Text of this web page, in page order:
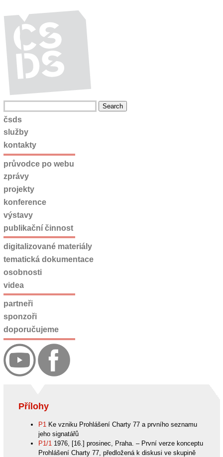
Přílohy
P1 Ke vzniku Prohlášení Charty 77 a prvního seznamu
jeho signatářů
P1/1 1976, [16.] prosinec, Praha. – První verze konceptu
Prohlášení Charty 77, předložená k diskusi ve skupině
čsds
služby
kontakty
průvodce po webu
zprávy
projekty
konference
výstavy
publikační činnost
digitalizované materiály
tematická dokumentace
osobnosti
videa
partneři
sponzoři
doporučujeme